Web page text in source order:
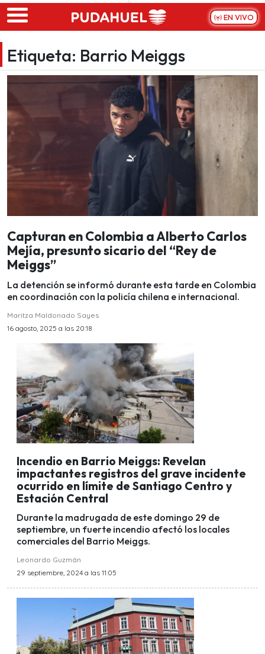
Skip to main content
EN VIVO
Etiqueta: Barrio Meiggs
Capturan en Colombia a Alberto Carlos
Mejía, presunto sicario del “Rey de
Meiggs”
La detención se informó durante esta tarde en Colombia
en coordinación con la policía chilena e internacional.
Maritza Maldonado Sayes
16 agosto, 2025 a las 20:18
Incendio en Barrio Meiggs: Revelan
impactantes registros del grave incidente
ocurrido en límite de Santiago Centro y
Estación Central
Durante la madrugada de este domingo 29 de
septiembre, un fuerte incendio afectó los locales
comerciales del Barrio Meiggs.
Leonardo Guzmán
29 septiembre, 2024 a las 11:05